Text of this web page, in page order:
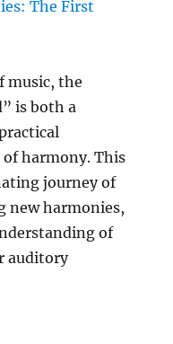
music, the
is both a
harmony. This
journey of
new harmonies,
of
auditory